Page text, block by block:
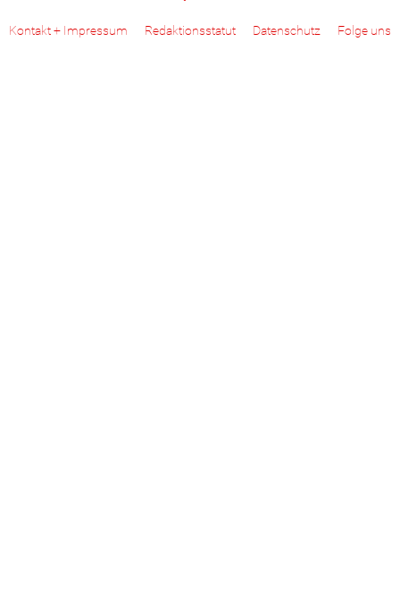
Kontakt + Impressum Redaktionsstatut Datenschutz Folge uns